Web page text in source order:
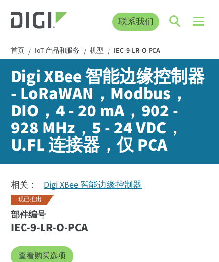
联系我们
首页 / IoT 产品和服务 / 机型 / IEC-9-LR-O-PCA
Digi XBee 智能边缘控制器
- LoRaWAN，Modbus，
DIO，4 - 20 mA，902 -
928 MHz，5 - 24 VDC，
U.FL 连接器，仅 PCA
相关： Digi XBee 智能边缘控制器
现已推出
部件编号
IEC-9-LR-O-PCA
查看购买选项